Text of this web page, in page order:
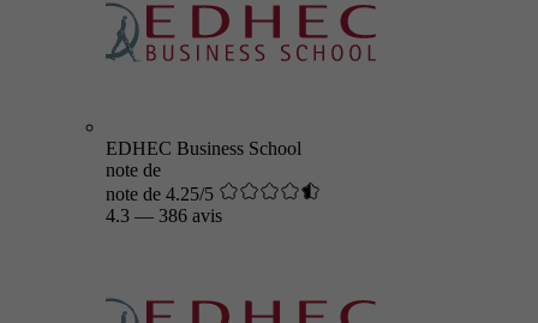
EDHEC Business School
note de
note de 4.25/5
4.3 — 386 avis